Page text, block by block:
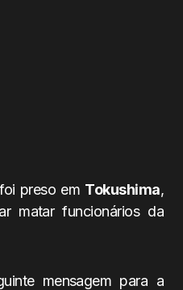
preso em Tokushima,
matar funcionários da
mensagem para a